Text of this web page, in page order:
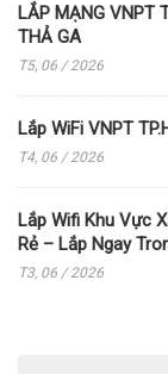
LẮP MẠNG VNPT
THẢ GA
T5, 06 / 2026
Lắp WiFi VNPT
T4, 06 / 2026
Lắp Wifi Khu Vực
Rẻ – Lắp Ngay
T3, 06 / 2026